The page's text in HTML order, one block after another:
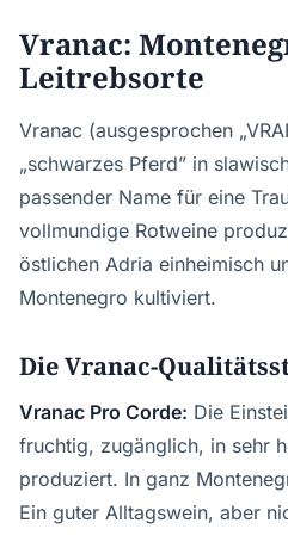
Vranac:
Leitrebsorte
Vranac (ausgesprochen
„schwarzes Pferd” in
passender Name für eine
vollmundige Rotweine
östlichen Adria einheimisch
Montenegro kultiviert.
Die Vranac-
Vranac Pro Corde: Die
fruchtig, zugänglich, in sehr
produziert. In ganz
Ein guter Alltagswein, aber